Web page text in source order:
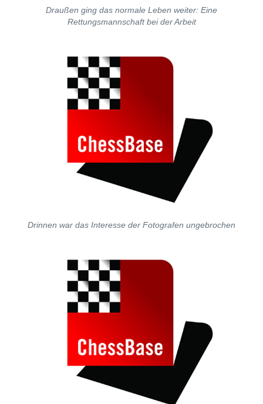
Draußen ging das normale Leben weiter: Eine
Rettungsmannschaft bei der Arbeit
Drinnen war das Interesse der Fotografen ungebrochen